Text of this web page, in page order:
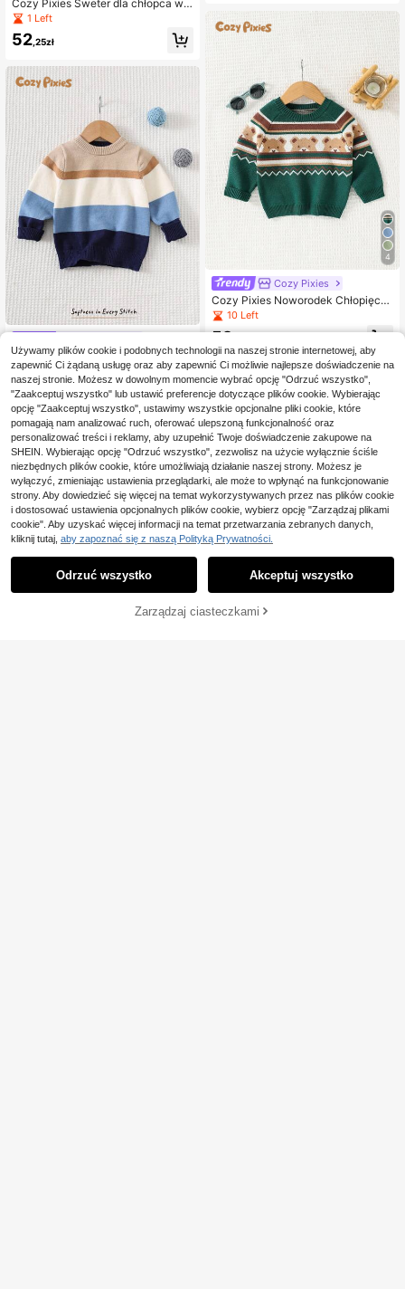
Cozy Pixies Sweter dla chłopca w g
eometryczny wzór z okrągłym dek
oltem i długim rękawem, gruby, mię
kki, wygodny, swobodny i uniwersa
1 Left
52,25zł
Cozy Pixies Miękki i wygodny swet
erek dla chłopca w kontrastowe pa
ski z okrągłym dekoltem i długim rę
kawem, swobodny i uniwersalny
34 Left
48,00zł
dny i ładny na co dzień jesienią/zim
ą, do domu, na podróż
4
Cozy Pixies
Cozy Pixies Noworodek Chłopięcy
Sweter Uniwersalny Miękki Wygod
ny Kolorowy Wzór Misia Jesień Zim
10 Left
52
KUP TERAZ
Używamy plików cookie i podobnych technologii na naszej stronie internetowej, aby
zapewnić Ci żądaną usługę oraz aby zapewnić Ci możliwie najlepsze doświadczenie na
naszej stronie. Możesz w dowolnym momencie wybrać opcję "Odrzuć wszystko",
"Zaakceptuj wszystko" lub ustawić preferencje dotyczące plików cookie. Wybierając
opcję "Zaakceptuj wszystko", ustawimy wszystkie opcjonalne pliki cookie, które
pomagają nam analizować ruch, oferować ulepszoną funkcjonalność oraz
personalizować treści i reklamy, aby uzupełnić Twoje doświadczenie zakupowe na
SHEIN. Wybierając opcję "Odrzuć wszystko", zezwolisz na użycie wyłącznie ściśle
niezbędnych plików cookie, które umożliwiają działanie naszej strony. Możesz je
wyłączyć, zmieniając ustawienia przeglądarki, ale może to wpłynąć na funkcjonowanie
strony. Aby dowiedzieć się więcej na temat wykorzystywanych przez nas plików cookie
i dostosować ustawienia opcjonalnych plików cookie, wybierz opcję "Zarządzaj plikami
cookie". Aby uzyskać więcej informacji na temat przetwarzania zebranych danych,
kliknij tutaj, aby zapoznać się z naszą Polityką Prywatności.
Odrzuć wszystko Akceptuj wszystko
Zarządzaj ciasteczkami